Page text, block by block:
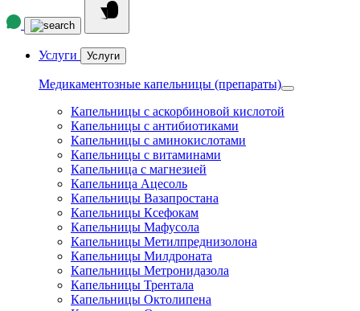
Услуги Услуги
Медикаментозные капельницы (препараты)
Капельницы с аскорбиновой кислотой
Капельницы с антибиотиками
Капельницы с аминокислотами
Капельницы с витаминами
Капельница с магнезией
Капельница Ацесоль
Капельницы Вазапростана
Капельницы Ксефокам
Капельницы Мафусола
Капельницы Метилпреднизолона
Капельницы Милдроната
Капельницы Метронидазола
Капельницы Трентала
Капельницы Октолипена